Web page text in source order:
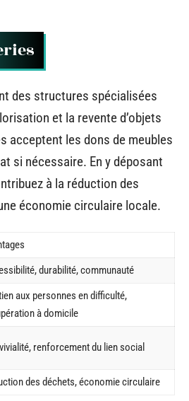
des structures spécialisées
et la revente d’objets
acceptent les dons de meubles
si nécessaire. En y déposant
à la réduction des
économie circulaire locale.
durabilité, communauté
aux personnes en difficulté,
à domicile
renforcement du lien social
des déchets, économie circulaire